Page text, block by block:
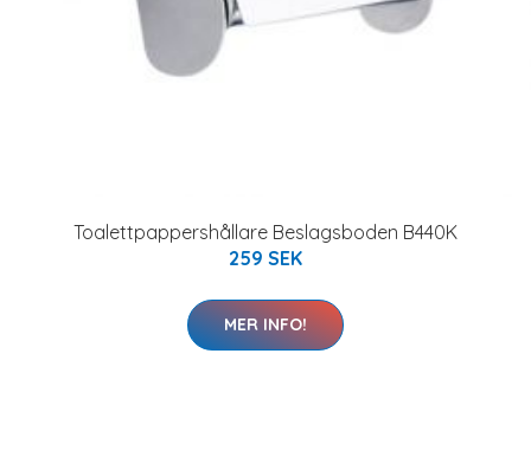
Toalettpappershållare Beslagsboden B440K
259 SEK
MER INFO!